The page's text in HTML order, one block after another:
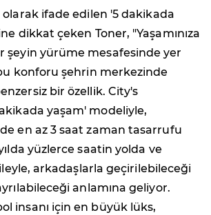
olarak ifade edilen '5 dakikada
dikkat çeken Toner, "Yaşamınıza
şeyin yürüme mesafesinde yer
konforu şehrin merkezinde
bir özellik. City's
yaşam' modeliyle,
en az 3 saat zaman tasarrufu
yüzlerce saatin yolda ve
arkadaşlarla geçirilebileceği
anlamına geliyor.
insanı için en büyük lüks,